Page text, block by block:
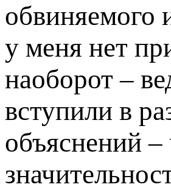
у меня нет
наоборот –
вступили в
объяснений